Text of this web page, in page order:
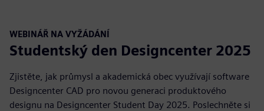
WEBINÁŘ NA VYŽÁDÁNÍ
Studentský den Designcenter 2025
Zjistěte, jak průmysl a akademická obec využívají software
Designcenter CAD pro novou generaci produktového
designu na Designcenter Student Day 2025. Poslechněte si